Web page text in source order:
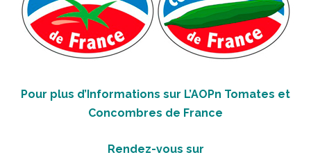
Pour plus d’Informations sur L’AOPn Tomates et
Concombres de France
Rendez-vous sur